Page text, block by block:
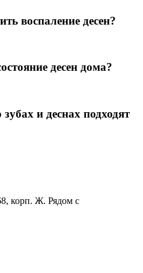
воспаление десен?
десен дома?
и деснах подходят
корп. Ж. Рядом с